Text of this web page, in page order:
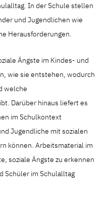
In der Schule stellen
und Jugendlichen wie
Herausforderungen.
Ängste im Kindes- und
wie sie entstehen, wodurch
welche
Darüber hinaus liefert es
im Schulkontext
Jugendliche mit sozialen
können. Arbeitsmaterial im
soziale Ängste zu erkennen
Schüler im Schulalltag